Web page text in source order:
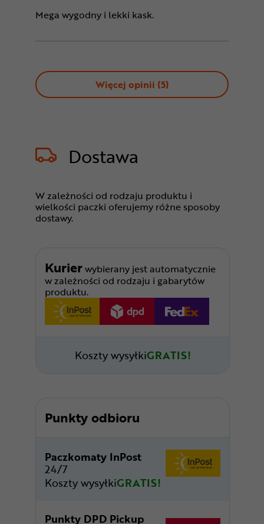
Mega wygodny i lekki kask.
Więcej opinii (5)
Dostawa
W zależności od rodzaju produktu i
wielkości paczki oferujemy różne sposoby
dostawy.
Kurierwybierany jest automatycznie
w zależności od rodzaju i gabarytów
produktu.
Koszty wysyłkiGRATIS!
Punkty odbioru
Paczkomaty InPost
24/7
Koszty wysyłkiGRATIS!
Punkty DPD Pickup